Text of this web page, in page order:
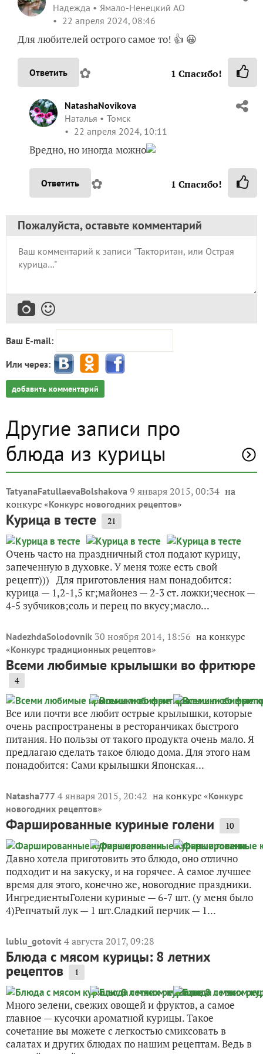
Надежда
Ямало-Ненецкий АО
22 апреля 2024, 08:46
Для любителей острого самое то! 👍 😀
Ответить ✿ 1 Спасибо!
NatashaNovikova
Наталья
Томск
22 апреля 2024, 10:11
Вредно, но иногда можно
Ответить ✿ 1 Спасибо!
Пожалуйста, оставьте комментарий
Ваш E-mail:
Или через:
добавить комментарий
Другие записи про
блюда из курицы
TatyanaFatullaevaBolshakova 9 января 2015, 00:34 на
конкурс «Конкурс новогодних рецептов»
Курица в тесте 21
Очень часто на праздничный стол подают курицу,
запеченную в духовке. У меня тоже есть свой
рецепт))) Для приготовления нам понадобится:
курица — 1,2-1,5 кг;майонез — 2-3 ст. ложки;чеснок —
4-5 зубчиков;соль и перец по вкусу;масло...
NadezhdaSolodovnik 30 ноября 2014, 18:56 на конкурс
«Конкурс традиционных рецептов»
Всеми любимые крылышки во фритюре
4
Все или почти все любит острые крылышки, которые
очень распространены в ресторанчиках быстрого
питания. Но пользы от такого продукта очень мало. Я
предлагаю сделать такое блюдо дома. Для этого нам
понадобится: Сами крылышки Японская...
Natasha777 4 января 2015, 20:42 на конкурс «Конкурс
новогодних рецептов»
Фаршированные куриные голени 10
Давно хотела приготовить это блюдо, оно отлично
подходит и на закуску, и на горячее. А самое лучшее
время для этого, конечно же, новогодние праздники.
ИнгредиентыГолени куриные — 6-7 шт. (у меня было
4)Репчатый лук — 1 шт.Сладкий перчик — 1...
lublu_gotovit 4 августа 2017, 09:28
Блюда с мясом курицы: 8 летних
рецептов 1
Много зелени, свежих овощей и фруктов, а самое
главное — кусочки ароматной курицы. Такое
сочетание вы можете с легкостью смиксовать в
салатах и других блюдах по нашим рецептам. Ведь в